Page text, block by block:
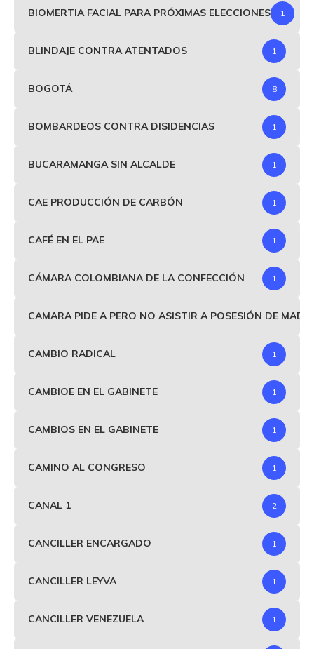
BIOMERTIA FACIAL PARA PRÓXIMAS ELECCIONES 1
BLINDAJE CONTRA ATENTADOS 1
BOGOTÁ 8
BOMBARDEOS CONTRA DISIDENCIAS 1
BUCARAMANGA SIN ALCALDE 1
CAE PRODUCCIÓN DE CARBÓN 1
CAFÉ EN EL PAE 1
CÁMARA COLOMBIANA DE LA CONFECCIÓN 1
CAMARA PIDE A PERO NO ASISTIR A POSESIÓN DE
CAMBIO RADICAL 1
CAMBIOE EN EL GABINETE 1
CAMBIOS EN EL GABINETE 1
CAMINO AL CONGRESO 1
CANAL 1 2
CANCILLER ENCARGADO 1
CANCILLER LEYVA 1
CANCILLER VENEZUELA 1